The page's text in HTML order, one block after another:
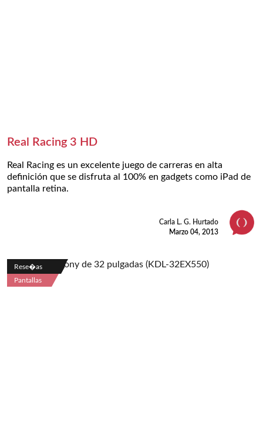
Real Racing 3 HD
Real Racing es un excelente juego de carreras en alta
definición que se disfruta al 100% en gadgets como iPad de
pantalla retina.
Carla L. G. Hurtado
Marzo 04, 2013
Rese�as
Pantallas